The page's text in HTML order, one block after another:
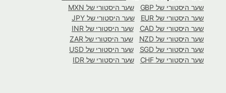
שער היסטורי של GBP
שער היסטורי של MXN
שער היסטורי של EUR
שער היסטורי של JPY
שער היסטורי של CAD
שער היסטורי של INR
שער היסטורי של NZD
שער היסטורי של ZAR
שער היסטורי של SGD
שער היסטורי של USD
שער היסטורי של CHF
שער היסטורי של IDR